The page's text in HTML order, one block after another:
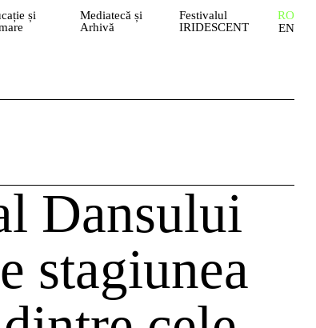
și
Mediatecă și
Arhivă
Festivalul
IRIDESCENT
RO
EN
Dansului
stagiunea